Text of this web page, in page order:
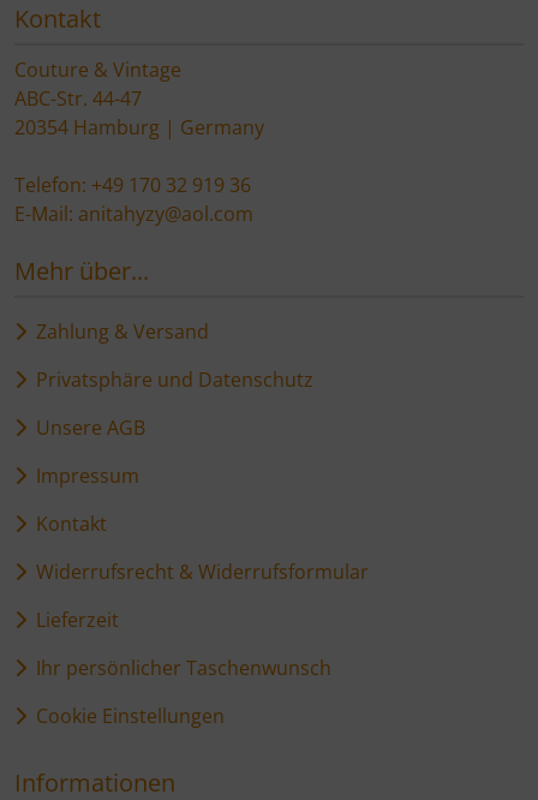
Kontakt
Couture & Vintage
ABC-Str. 44-47
20354 Hamburg | Germany
Telefon: +49 170 32 919 36
E-Mail: anitahyzy@aol.com
Mehr über...
Zahlung & Versand
Privatsphäre und Datenschutz
Unsere AGB
Impressum
Kontakt
Widerrufsrecht & Widerrufsformular
Lieferzeit
Ihr persönlicher Taschenwunsch
Cookie Einstellungen
Informationen